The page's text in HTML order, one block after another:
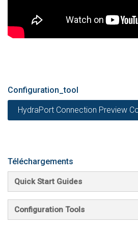
Configuration_tool
HydraPort Connection Preview
Téléchargements
Quick Start Guides
Configuration Tools